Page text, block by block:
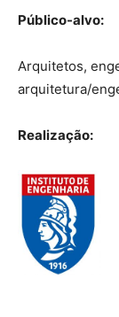
Público-alvo:
Arquitetos,
arquitetura/
Realização: